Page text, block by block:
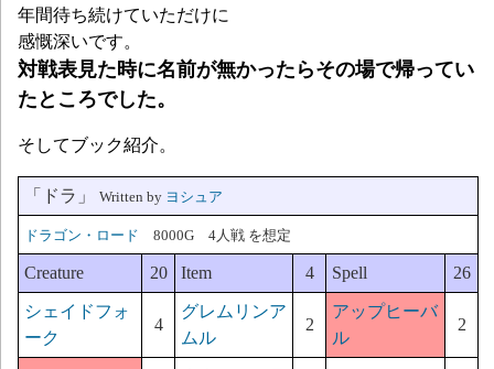
年間待ち続けていただけに
感慨深いです。
対戦表見た時に名前が無かったらその場で帰ってい
たところでした。
そしてブック紹介。
「ドラ」 Written by ヨシュア
ドラゴン・ロード 8000G 4人戦 を想定
Creature 20 Item 4 Spell 26
シェイドフォ
ーク
4
グレムリンア
ムル
2
アップヒーバ
ル
2